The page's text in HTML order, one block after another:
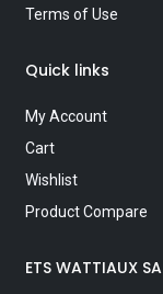
Terms of Use
Quick links
My Account
Cart
Wishlist
Product Compare
ETS WATTIAUX SA